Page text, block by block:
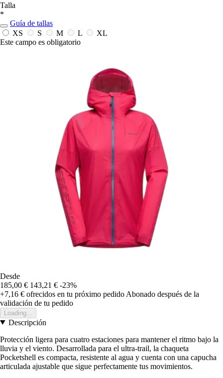
Talla
*
Guía de tallas
XS
S M L
XL
Este campo es obligatorio
Desde
185,00 € 143,21 € -23%
+7,16 € ofrecidos en tu próximo pedido Abonado después de la
validación de tu pedido
Loading...
Descripción
Protección ligera para cuatro estaciones para mantener el ritmo bajo la
lluvia y el viento. Desarrollada para el ultra-trail, la chaqueta
Pocketshell es compacta, resistente al agua y cuenta con una capucha
articulada ajustable que sigue perfectamente tus movimientos.